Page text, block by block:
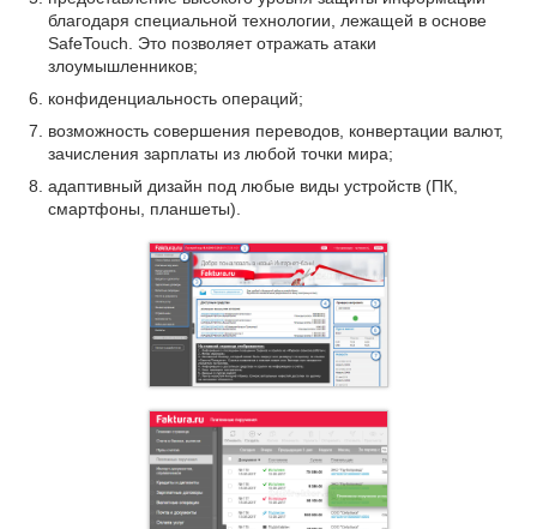
благодаря специальной технологии, лежащей в основе
SafeTouch. Это позволяет отражать атаки
злоумышленников;
конфиденциальность операций;
возможность совершения переводов, конвертации валют,
зачисления зарплаты из любой точки мира;
адаптивный дизайн под любые виды устройств (ПК,
смартфоны, планшеты).